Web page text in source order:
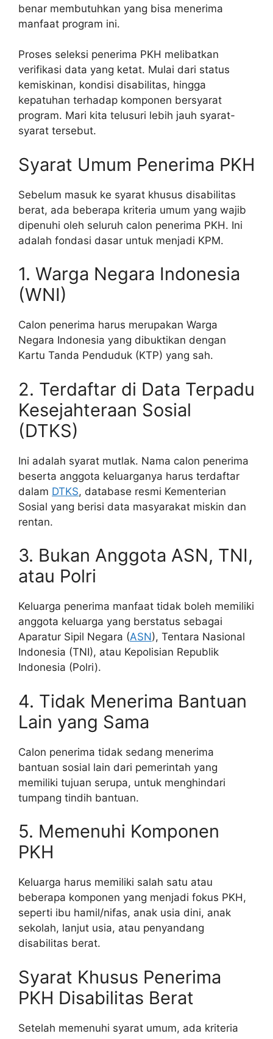
benar membutuhkan yang bisa menerima
manfaat program ini.
Proses seleksi penerima PKH melibatkan
verifikasi data yang ketat. Mulai dari status
kemiskinan, kondisi disabilitas, hingga
kepatuhan terhadap komponen bersyarat
program. Mari kita telusuri lebih jauh syarat-
syarat tersebut.
Syarat Umum Penerima PKH
Sebelum masuk ke syarat khusus disabilitas
berat, ada beberapa kriteria umum yang wajib
dipenuhi oleh seluruh calon penerima PKH. Ini
adalah fondasi dasar untuk menjadi KPM.
1. Warga Negara Indonesia
(WNI)
Calon penerima harus merupakan Warga
Negara Indonesia yang dibuktikan dengan
Kartu Tanda Penduduk (KTP) yang sah.
2. Terdaftar di Data Terpadu
Kesejahteraan Sosial
(DTKS)
Ini adalah syarat mutlak. Nama calon penerima
beserta anggota keluarganya harus terdaftar
dalam DTKS, database resmi Kementerian
Sosial yang berisi data masyarakat miskin dan
rentan.
3. Bukan Anggota ASN, TNI,
atau Polri
Keluarga penerima manfaat tidak boleh memiliki
anggota keluarga yang berstatus sebagai
Aparatur Sipil Negara (ASN), Tentara Nasional
Indonesia (TNI), atau Kepolisian Republik
Indonesia (Polri).
4. Tidak Menerima Bantuan
Lain yang Sama
Calon penerima tidak sedang menerima
bantuan sosial lain dari pemerintah yang
memiliki tujuan serupa, untuk menghindari
tumpang tindih bantuan.
5. Memenuhi Komponen
PKH
Keluarga harus memiliki salah satu atau
beberapa komponen yang menjadi fokus PKH,
seperti ibu hamil/nifas, anak usia dini, anak
sekolah, lanjut usia, atau penyandang
disabilitas berat.
Syarat Khusus Penerima
PKH Disabilitas Berat
Setelah memenuhi syarat umum, ada kriteria